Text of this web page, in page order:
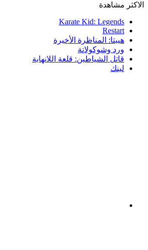
الاكثر مشاهدة
Karate Kid: Legends
Restart
هيبتا: المناظرة الأخيرة
ورد وشوكولاتة
قاتل الشياطين: قلعة اللانهاية
لينك